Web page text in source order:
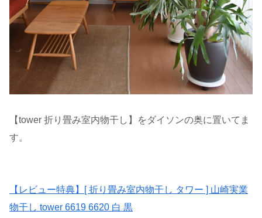
【tower 折り畳み室内物干し】をダイソンの奥に置いてま
す。
【レビュー特典】[ 折り畳み室内物干し タワー ] 山崎実業
物干し tower 6619 6620 白 黒